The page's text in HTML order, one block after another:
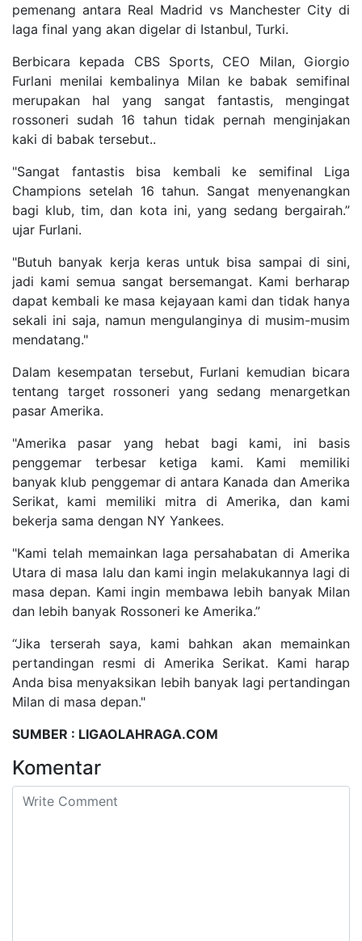
pemenang antara Real Madrid vs Manchester City di
laga final yang akan digelar di Istanbul, Turki.
Berbicara kepada CBS Sports, CEO Milan, Giorgio
Furlani menilai kembalinya Milan ke babak semifinal
merupakan hal yang sangat fantastis, mengingat
rossoneri sudah 16 tahun tidak pernah menginjakan
kaki di babak tersebut..
"Sangat fantastis bisa kembali ke semifinal Liga
Champions setelah 16 tahun. Sangat menyenangkan
bagi klub, tim, dan kota ini, yang sedang bergairah.”
ujar Furlani.
"Butuh banyak kerja keras untuk bisa sampai di sini,
jadi kami semua sangat bersemangat. Kami berharap
dapat kembali ke masa kejayaan kami dan tidak hanya
sekali ini saja, namun mengulanginya di musim-musim
mendatang."
Dalam kesempatan tersebut, Furlani kemudian bicara
tentang target rossoneri yang sedang menargetkan
pasar Amerika.
"Amerika pasar yang hebat bagi kami, ini basis
penggemar terbesar ketiga kami. Kami memiliki
banyak klub penggemar di antara Kanada dan Amerika
Serikat, kami memiliki mitra di Amerika, dan kami
bekerja sama dengan NY Yankees.
"Kami telah memainkan laga persahabatan di Amerika
Utara di masa lalu dan kami ingin melakukannya lagi di
masa depan. Kami ingin membawa lebih banyak Milan
dan lebih banyak Rossoneri ke Amerika.”
“Jika terserah saya, kami bahkan akan memainkan
pertandingan resmi di Amerika Serikat. Kami harap
Anda bisa menyaksikan lebih banyak lagi pertandingan
Milan di masa depan."
SUMBER : LIGAOLAHRAGA.COM
Komentar